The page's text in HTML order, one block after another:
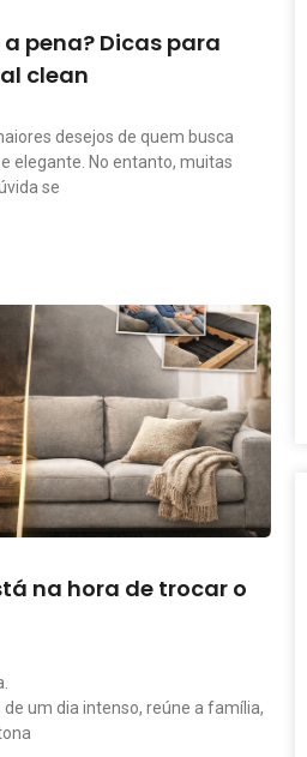
pena? Dicas para
clean
desejos de quem busca
elegante. No entanto, muitas
se
na hora de trocar o
de um dia intenso, reúne a família,